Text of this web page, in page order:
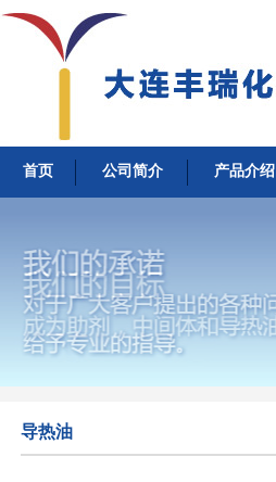
首页 公司简介 产品介绍
导热油